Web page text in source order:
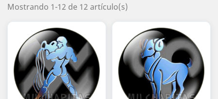
Mostrando 1-12 de 12 artículo(s)